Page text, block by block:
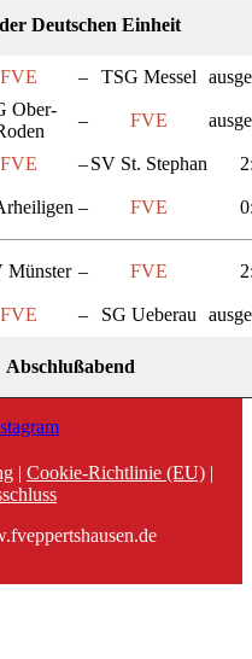
Deutschen Einheit
FVE – TSG Messel
Ober-
– FVE
FVE –SV St. Stephan
– FVE
Münster – FVE
FVE – SG Ueberau
| Cookie-Richtlinie (EU) |